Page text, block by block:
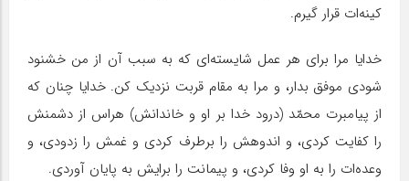
کینه‌ات قرار گیرم.
خدایا مرا براى هر عمل شایسته‌اى که به سبب آن از من خشنود
شودی موفق بدار، و مرا به مقام قربت نزدیک کن. خدایا چنان که
از پیامبرت محمّد (درود خدا بر او و خاندانش) هراس از دشمنش
را کفایت کردى، و اندوهش را برطرف کردی و غمش را زدودى، و
وعده‌ات را به او وفا کردى، و پیمانت را برایش به پایان آوردی.